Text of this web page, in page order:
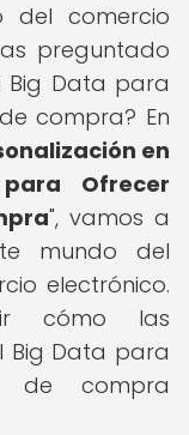
del comercio
preguntado
Big Data para
compra? En
en
Ofrecer
", vamos a
mundo del
electrónico.
cómo las
Big Data para
de compra